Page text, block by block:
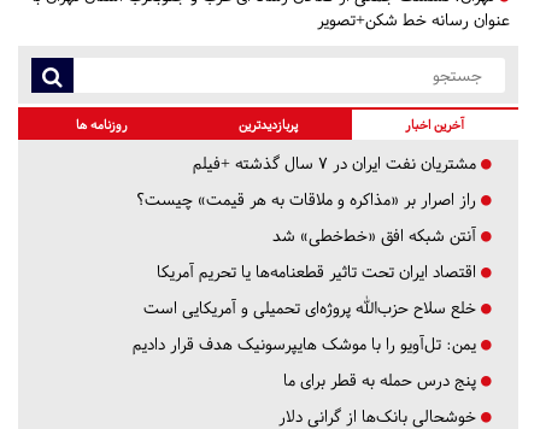
عنوان رسانه خط شکن+تصویر
آخرین اخبار پربازدیدترین روزنامه ها
مشتریان نفت ایران در ۷ سال گذشته +فیلم
راز اصرار بر «مذاکره و ملاقات به هر قیمت» چیست؟
آنتن شبکه افق «خط‌خطی» شد
اقتصاد ایران تحت تاثیر قطعنامه‌ها یا تحریم‌ آمریکا
خلع سلاح حزب‌الله پروژه‌ای تحمیلی و آمریکایی است
یمن: تل‌آویو را با موشک هایپرسونیک هدف قرار دادیم
پنج درس‌ حمله به قطر برای ما
خوشحالی بانک‌ها از گرانی دلار